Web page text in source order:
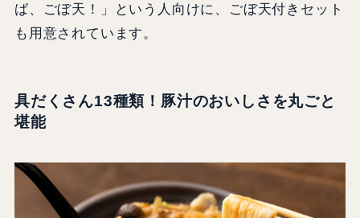
ば、ごぼ天！」という人向けに、ごぼ天付きセット
も用意されています。
具だくさん13種類！豚汁のおいしさを丸ごと
堪能